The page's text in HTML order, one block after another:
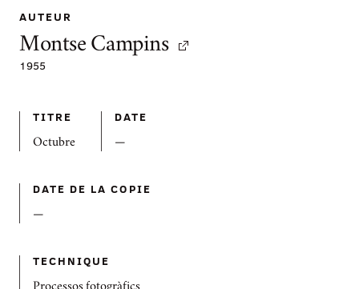
AUTEUR
Montse Campins
1955
TITRE
Octubre
DATE
—
DATE DE LA COPIE
—
TECHNIQUE